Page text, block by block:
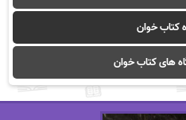
کتاب خوان
های کتاب خوان